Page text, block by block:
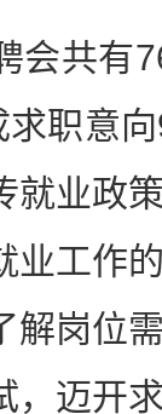
共有
职意
就业政
业工作
解岗位
，迈开